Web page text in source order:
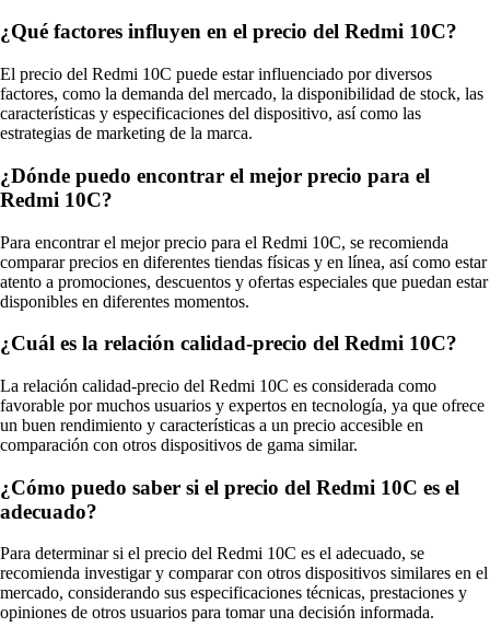
¿Qué factores influyen en el precio del Redmi 10C?
El precio del Redmi 10C puede estar influenciado por diversos
factores, como la demanda del mercado, la disponibilidad de stock, las
características y especificaciones del dispositivo, así como las
estrategias de marketing de la marca.
¿Dónde puedo encontrar el mejor precio para el
Redmi 10C?
Para encontrar el mejor precio para el Redmi 10C, se recomienda
comparar precios en diferentes tiendas físicas y en línea, así como estar
atento a promociones, descuentos y ofertas especiales que puedan estar
disponibles en diferentes momentos.
¿Cuál es la relación calidad-precio del Redmi 10C?
La relación calidad-precio del Redmi 10C es considerada como
favorable por muchos usuarios y expertos en tecnología, ya que ofrece
un buen rendimiento y características a un precio accesible en
comparación con otros dispositivos de gama similar.
¿Cómo puedo saber si el precio del Redmi 10C es el
adecuado?
Para determinar si el precio del Redmi 10C es el adecuado, se
recomienda investigar y comparar con otros dispositivos similares en el
mercado, considerando sus especificaciones técnicas, prestaciones y
opiniones de otros usuarios para tomar una decisión informada.